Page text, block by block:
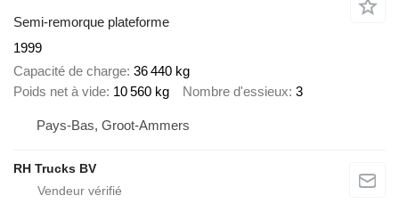
Semi-remorque plateforme
1999
Capacité de charge 36 440 kg
Poids net à vide 10 560 kg Nombre d'essieux 3
Pays-Bas, Groot-Ammers
RH Trucks BV